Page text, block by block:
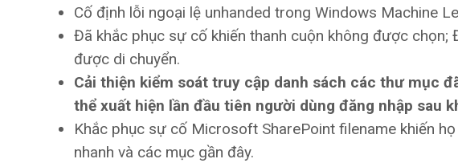
Cố định lỗi ngoại lệ unhanded trong Windows Machine
Đã khắc phục sự cố khiến thanh cuộn không được chọn;
được di chuyển.
Cải thiện kiểm soát truy cập danh sách các thư mục
thể xuất hiện lần đầu tiên người dùng đăng nhập sau
Khắc phục sự cố Microsoft SharePoint filename khiến
nhanh và các mục gần đây.